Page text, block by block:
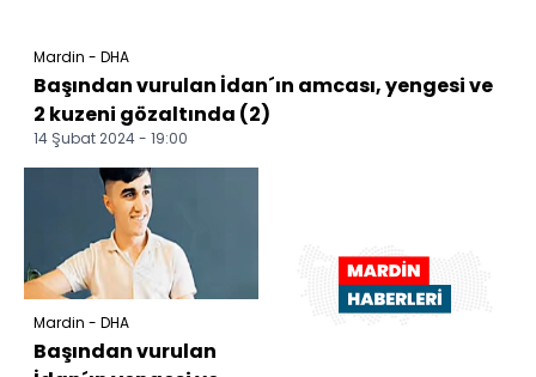
Mardin - DHA
Başından vurulan İdan´ın amcası, yengesi ve
2 kuzeni gözaltında (2)
14 Şubat 2024 - 19:00
Mardin - DHA
Başından vurulan